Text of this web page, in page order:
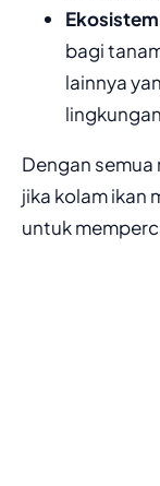
bagi
lainnya
Dengan
jika kolam ikan
untuk